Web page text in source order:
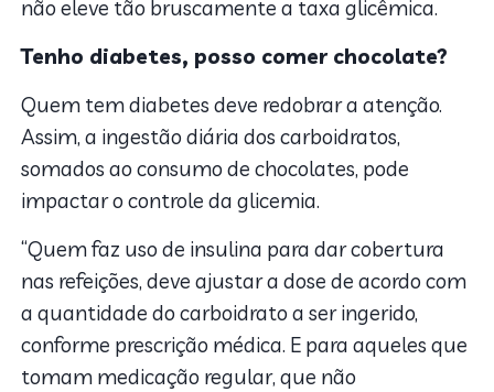
não eleve tão bruscamente a taxa glicêmica.
Tenho diabetes, posso comer chocolate?
Quem tem diabetes deve redobrar a atenção.
Assim, a ingestão diária dos carboidratos,
somados ao consumo de chocolates, pode
impactar o controle da glicemia.
“Quem faz uso de insulina para dar cobertura
nas refeições, deve ajustar a dose de acordo com
a quantidade do carboidrato a ser ingerido,
conforme prescrição médica. E para aqueles que
tomam medicação regular, que não